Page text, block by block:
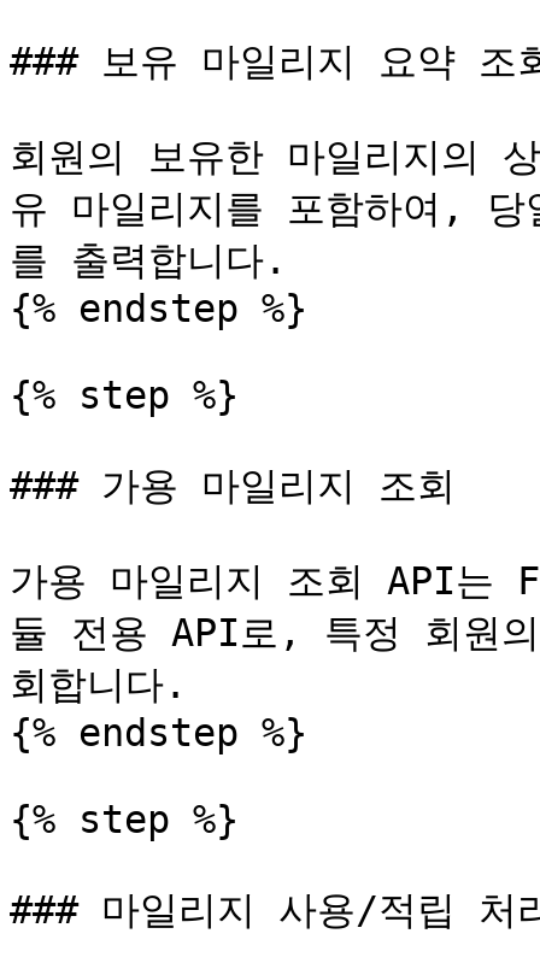
### 보유 마일리지 요약 조
회원의 보유한 마일리지의
유 마일리지를 포함하여,
를 출력합니다.
{% endstep %}
{% step %}
### 가용 마일리지 조회
가용 마일리지 조회 API는
듈 전용 API로, 특정 회원
회합니다.
{% endstep %}
{% step %}
### 마일리지 사용/적립 처